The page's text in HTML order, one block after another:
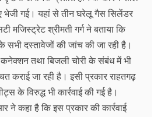
गई। यहां से तीन घरेलू गैस सिलेंडर
मजिस्ट्रेट श्रीमती गर्ग ने बताया कि
सभी दस्तावेजों की जांच की जा रही है।
तथा बिजली चोरी के संबंध में भी
कराई जा रही है। इसी प्रकार राहतगढ़
के विरुद्ध भी कार्रवाई की गई है।
ने कहा है कि इस प्रकार की कार्रवाई